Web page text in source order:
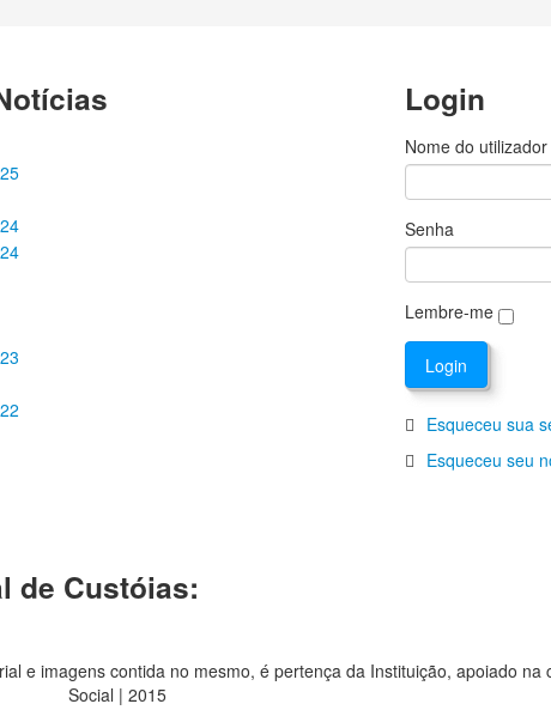
Login
Nome do utilizador
Senha
Lembre-me
Esqueceu sua
Esqueceu seu
de Custóias:
e imagens contida no mesmo, é pertença da Instituição, apoiado
Social | 2015